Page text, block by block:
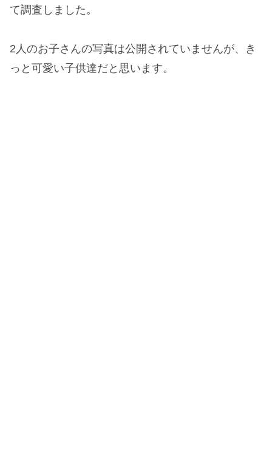
て調査しました。
2人のお子さんの写真は公開されていませんが、き
っと可愛い子供達だと思います。